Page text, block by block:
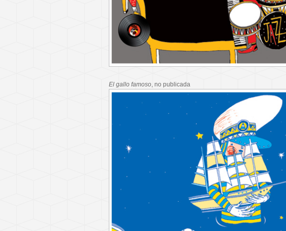
El gallo famoso , no publicada